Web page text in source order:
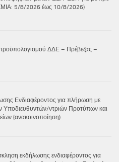
5/8/2026 έως 10/8/2026)
προϋπολογισμού ΔΔΕ – Πρέβεζας –
Ενδιαφέροντος για πλήρωση με
Υποδιευθυντών/ντριών Προτύπων και
(ανακοινοποίηση)
εκδήλωσης ενδιαφέροντος για